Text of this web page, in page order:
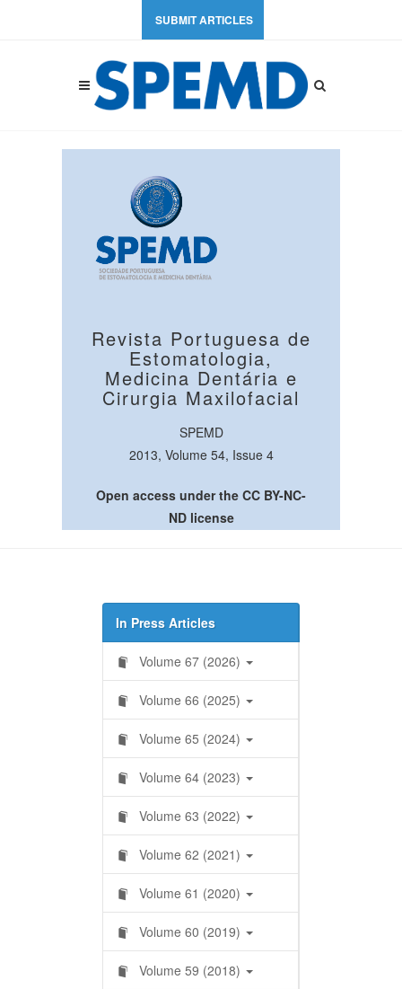
SUBMIT ARTICLES
Revista Portuguesa de
Estomatologia,
Medicina Dentária e
Cirurgia Maxilofacial
SPEMD
2013, Volume 54, Issue 4
Open access under the CC BY-NC-
ND license
In Press Articles
Volume 67 (2026)
Volume 66 (2025)
Volume 65 (2024)
Volume 64 (2023)
Volume 63 (2022)
Volume 62 (2021)
Volume 61 (2020)
Volume 60 (2019)
Volume 59 (2018)